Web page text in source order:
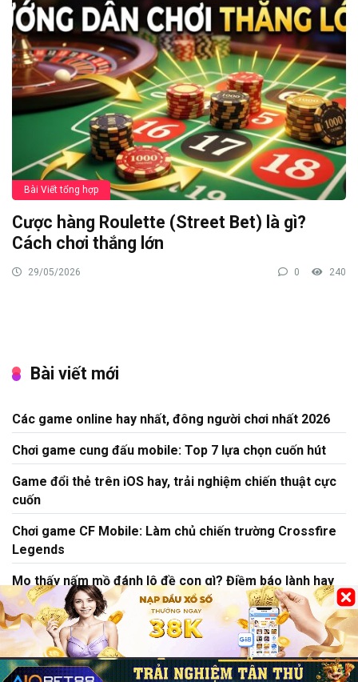
Bài Viết tổng hợp
Cược hàng Roulette (Street Bet) là gì?
Cách chơi thắng lớn
29/05/2026 0 240
Bài viết mới
Các game online hay nhất, đông người chơi nhất 2026
Chơi game cung đấu mobile: Top 7 lựa chọn cuốn hút
Game đổi thẻ trên iOS hay, trải nghiệm chiến thuật cực
cuốn
Chơi game CF Mobile: Làm chủ chiến trường Crossfire
Legends
Mo thấy nấm mồ đánh lô đề con gì? Điềm báo lành hay
dữ?